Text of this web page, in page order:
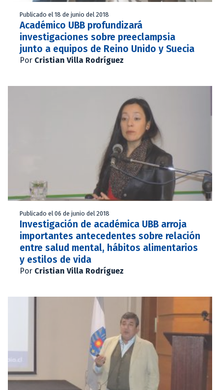
Publicado el 18 de junio del 2018
Académico UBB profundizará
investigaciones sobre preeclampsia
junto a equipos de Reino Unido y Suecia
Por Cristian Villa Rodríguez
Publicado el 06 de junio del 2018
Investigación de académica UBB arroja
importantes antecedentes sobre relación
entre salud mental, hábitos alimentarios
y estilos de vida
Por Cristian Villa Rodríguez